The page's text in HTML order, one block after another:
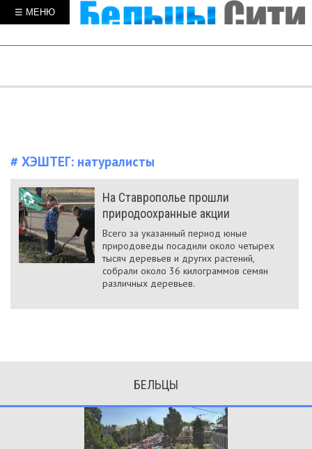
☰ МЕНЮ
# ХЭШТЕГ: натуралисты
На Ставрополье прошли
природоохранные акции
Всего за указанный период юные
природоведы посадили около четырех
тысяч деревьев и других растений,
собрали около 36 килограммов семян
различных деревьев.
БЕЛЬЦЫ